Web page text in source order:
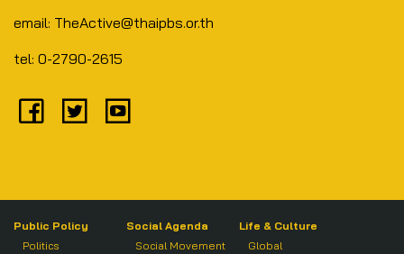
email: TheActive@thaipbs.or.th
tel: 0-2790-2615
Public Policy
Politics
Social Agenda
Social Movement
Life & Culture
Global